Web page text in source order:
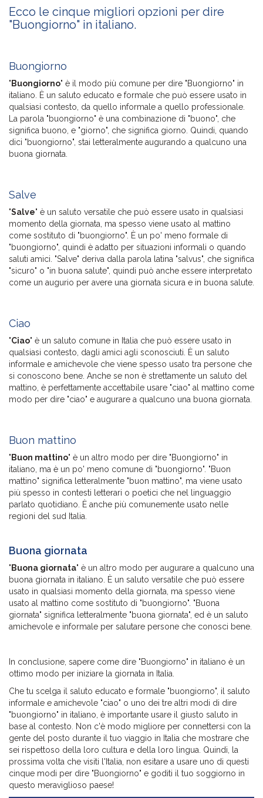
Ecco le cinque migliori opzioni per dire
"Buongiorno" in italiano.
Buongiorno
"Buongiorno" è il modo più comune per dire "Buongiorno" in
italiano. È un saluto educato e formale che può essere usato in
qualsiasi contesto, da quello informale a quello professionale.
La parola "buongiorno" è una combinazione di "buono", che
significa buono, e "giorno", che significa giorno. Quindi, quando
dici "buongiorno", stai letteralmente augurando a qualcuno una
buona giornata.
Salve
"Salve" è un saluto versatile che può essere usato in qualsiasi
momento della giornata, ma spesso viene usato al mattino
come sostituto di "buongiorno". È un po' meno formale di
"buongiorno", quindi è adatto per situazioni informali o quando
saluti amici. "Salve" deriva dalla parola latina "salvus", che significa
"sicuro" o "in buona salute", quindi può anche essere interpretato
come un augurio per avere una giornata sicura e in buona salute.
Ciao
"Ciao" è un saluto comune in Italia che può essere usato in
qualsiasi contesto, dagli amici agli sconosciuti. È un saluto
informale e amichevole che viene spesso usato tra persone che
si conoscono bene. Anche se non è strettamente un saluto del
mattino, è perfettamente accettabile usare "ciao" al mattino come
modo per dire "ciao" e augurare a qualcuno una buona giornata.
Buon mattino
"Buon mattino" è un altro modo per dire "Buongiorno" in
italiano, ma è un po' meno comune di "buongiorno". "Buon
mattino" significa letteralmente "buon mattino", ma viene usato
più spesso in contesti letterari o poetici che nel linguaggio
parlato quotidiano. È anche più comunemente usato nelle
regioni del sud Italia.
Buona giornata
"Buona giornata" è un altro modo per augurare a qualcuno una
buona giornata in italiano. È un saluto versatile che può essere
usato in qualsiasi momento della giornata, ma spesso viene
usato al mattino come sostituto di "buongiorno". "Buona
giornata" significa letteralmente "buona giornata", ed è un saluto
amichevole e informale per salutare persone che conosci bene.
In conclusione, sapere come dire "Buongiorno" in italiano è un
ottimo modo per iniziare la giornata in Italia.
Che tu scelga il saluto educato e formale "buongiorno", il saluto
informale e amichevole "ciao" o uno dei tre altri modi di dire
"buongiorno" in italiano, è importante usare il giusto saluto in
base al contesto. Non c'è modo migliore per connettersi con la
gente del posto durante il tuo viaggio in Italia che mostrare che
sei rispettoso della loro cultura e della loro lingua. Quindi, la
prossima volta che visiti l'Italia, non esitare a usare uno di questi
cinque modi per dire "Buongiorno" e goditi il tuo soggiorno in
questo meraviglioso paese!